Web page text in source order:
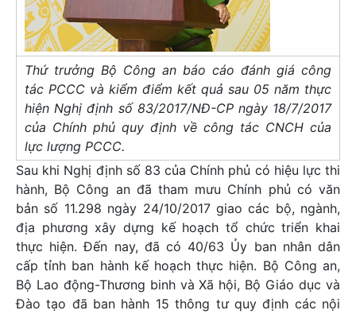
Thứ trưởng Bộ Công an báo cáo đánh giá công
tác PCCC và kiểm điểm kết quả sau 05 năm thực
hiện Nghị định số 83/2017/NĐ-CP ngày 18/7/2017
của Chính phủ quy định về công tác CNCH của
lực lượng PCCC.
Sau khi Nghị định số 83 của Chính phủ có hiệu lực thi
hành, Bộ Công an đã tham mưu Chính phủ có văn
bản số 11.298 ngày 24/10/2017 giao các bộ, ngành,
địa phương xây dựng kế hoạch tổ chức triển khai
thực hiện. Đến nay, đã có 40/63 Ủy ban nhân dân
cấp tỉnh ban hành kế hoạch thực hiện. Bộ Công an,
Bộ Lao động-Thương binh và Xã hội, Bộ Giáo dục và
Đào tạo đã ban hành 15 thông tư quy định các nội